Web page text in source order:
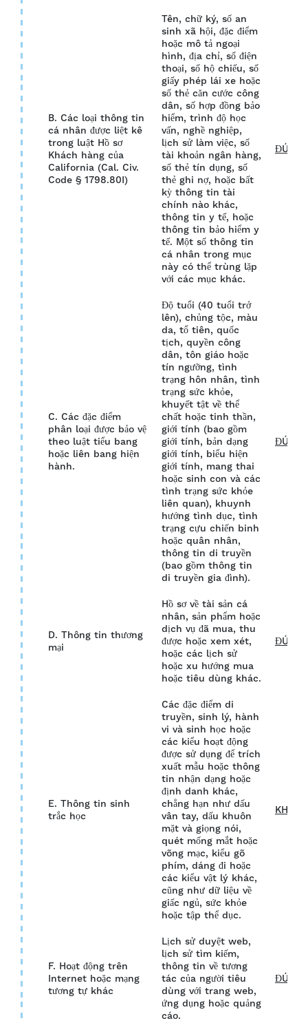
B. Các loại thông tin
cá nhân được liệt kê
trong luật Hồ sơ
Khách hàng của
California (Cal. Civ.
Code § 1798.80I)
Tên, chữ ký, số an
sinh xã hội, đặc điểm
hoặc mô tả ngoại
hình, địa chỉ, số điện
thoại, số hộ chiếu, số
giấy phép lái xe hoặc
số thẻ căn cước công
dân, số hợp đồng bảo
hiểm, trình độ học
vấn, nghề nghiệp,
lịch sử làm việc, số
tài khoản ngân hàng,
số thẻ tín dụng, số
thẻ ghi nợ, hoặc bất
kỳ thông tin tài
chính nào khác,
thông tin y tế, hoặc
thông tin bảo hiểm y
tế. Một số thông tin
cá nhân trong mục
này có thể trùng lặp
với các mục khác.
ĐÚNG
C. Các đặc điểm
phân loại được bảo vệ
theo luật tiểu bang
hoặc liên bang hiện
hành.
Độ tuổi (40 tuổi trở
lên), chủng tộc, màu
da, tổ tiên, quốc
tịch, quyền công
dân, tôn giáo hoặc
tín ngưỡng, tình
trạng hôn nhân, tình
trạng sức khỏe,
khuyết tật về thể
chất hoặc tinh thần,
giới tính (bao gồm
giới tính, bản dạng
giới tính, biểu hiện
giới tính, mang thai
hoặc sinh con và các
tình trạng sức khỏe
liên quan), khuynh
hướng tình dục, tình
trạng cựu chiến binh
hoặc quân nhân,
thông tin di truyền
(bao gồm thông tin
di truyền gia đình).
ĐÚNG
D. Thông tin thương
mại
Hồ sơ về tài sản cá
nhân, sản phẩm hoặc
dịch vụ đã mua, thu
được hoặc xem xét,
hoặc các lịch sử
hoặc xu hướng mua
hoặc tiêu dùng khác.
ĐÚNG
E. Thông tin sinh
trắc học
Các đặc điểm di
truyền, sinh lý, hành
vi và sinh học hoặc
các kiểu hoạt động
được sử dụng để trích
xuất mẫu hoặc thông
tin nhận dạng hoặc
định danh khác,
chẳng hạn như dấu
vân tay, dấu khuôn
mặt và giọng nói,
quét mống mắt hoặc
võng mạc, kiểu gõ
phím, dáng đi hoặc
các kiểu vật lý khác,
cũng như dữ liệu về
giấc ngủ, sức khỏe
hoặc tập thể dục.
KHÔNG
F. Hoạt động trên
Internet hoặc mạng
tương tự khác
Lịch sử duyệt web,
lịch sử tìm kiếm,
thông tin về tương
tác của người tiêu
dùng với trang web,
ứng dụng hoặc quảng
cáo.
ĐÚNG